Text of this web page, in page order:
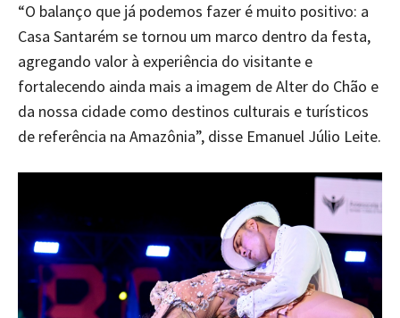
“O balanço que já podemos fazer é muito positivo: a
Casa Santarém se tornou um marco dentro da festa,
agregando valor à experiência do visitante e
fortalecendo ainda mais a imagem de Alter do Chão e
da nossa cidade como destinos culturais e turísticos
de referência na Amazônia”, disse Emanuel Júlio Leite.